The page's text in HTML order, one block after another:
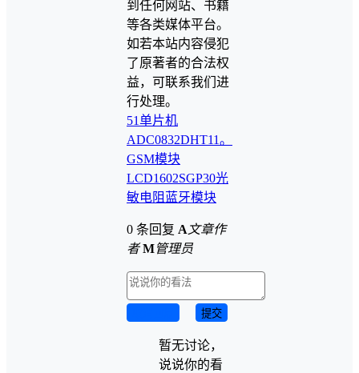
到任何网站、书籍
等各类媒体平台。
如若本站内容侵犯
了原著者的合法权
益，可联系我们进
行处理。
51单片机
ADC0832DHT11。
GSM模块
LCD1602SGP30光
敏电阻 蓝牙模块
0 条回复 A 文章作
者 M管理员
提交
暂无讨论，
说说你的看